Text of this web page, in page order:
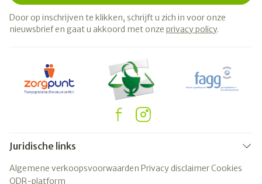
Door op inschrijven te klikken, schrijft u zich in voor onze
nieuwsbrief en gaat u akkoord met onze privacy policy.
Juridische links
Algemene verkoopsvoorwaarden Privacy disclaimerCookies
ODR-platform